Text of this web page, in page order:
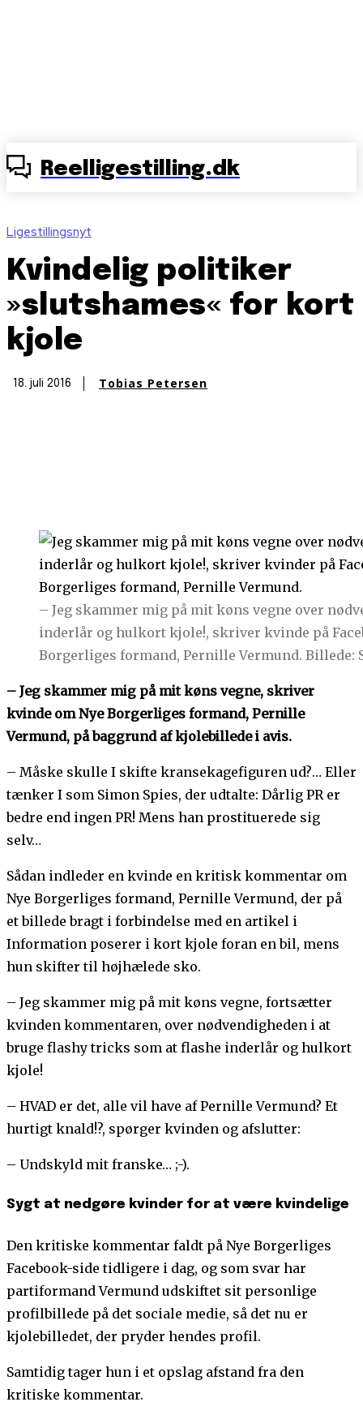
Reelligestilling.dk
Ligestillingsnyt
Kvindelig politiker
»slutshames« for kort
kjole
18. juli 2016 Tobias Petersen
– Jeg skammer mig på mit køns vegne over
inderlår og hulkort kjole!, skriver kvinde på
Borgerliges formand, Pernille Vermund. Billede:
– Jeg skammer mig på mit køns vegne, skriver
kvinde om Nye Borgerliges formand, Pernille
Vermund, på baggrund af kjolebillede i avis.
– Måske skulle I skifte kransekagefiguren ud?… Eller
tænker I som Simon Spies, der udtalte: Dårlig PR er
bedre end ingen PR! Mens han prostituerede sig
selv…
Sådan indleder en kvinde en kritisk kommentar om
Nye Borgerliges formand, Pernille Vermund, der på
et billede bragt i forbindelse med en artikel i
Information poserer i kort kjole foran en bil, mens
hun skifter til højhælede sko.
– Jeg skammer mig på mit køns vegne, fortsætter
kvinden kommentaren, over nødvendigheden i at
bruge flashy tricks som at flashe inderlår og hulkort
kjole!
– HVAD er det, alle vil have af Pernille Vermund? Et
hurtigt knald!?, spørger kvinden og afslutter:
– Undskyld mit franske… ;-).
Sygt at nedgøre kvinder for at være kvindelige
Den kritiske kommentar faldt på Nye Borgerliges
Facebook-side tidligere i dag, og som svar har
partiformand Vermund udskiftet sit personlige
profilbillede på det sociale medie, så det nu er
kjolebilledet, der pryder hendes profil.
Samtidig tager hun i et opslag afstand fra den
kritiske kommentar.